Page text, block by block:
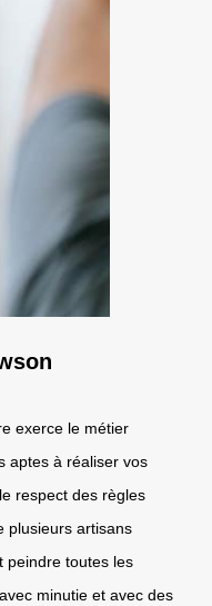
exerce le métier
aptes à réaliser vos
respect des règles
plusieurs artisans
peindre toutes les
minutie et avec des